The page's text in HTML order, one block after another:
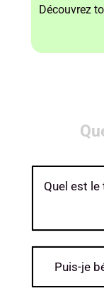
Découvrez
Quel est
Puis-je